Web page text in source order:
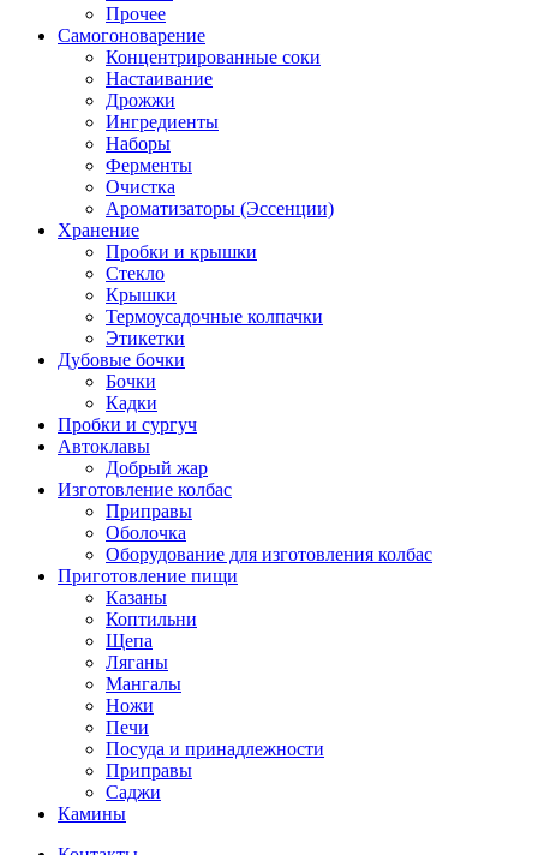
Прочее
Самогоноварение
Концентрированные соки
Настаивание
Дрожжи
Ингредиенты
Наборы
Ферменты
Очистка
Ароматизаторы (Эссенции)
Хранение
Пробки и крышки
Стекло
Крышки
Термоусадочные колпачки
Этикетки
Дубовые бочки
Бочки
Кадки
Пробки и сургуч
Автоклавы
Добрый жар
Изготовление колбас
Приправы
Оболочка
Оборудование для изготовления колбас
Приготовление пищи
Казаны
Коптильни
Щепа
Ляганы
Мангалы
Ножи
Печи
Посуда и принадлежности
Приправы
Саджи
Камины